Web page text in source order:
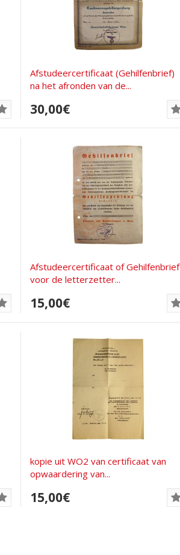
Afstudeercertificaat (Gehilfenbrief)
na het afronden van de...
30,00€
Afstudeercertificaat of Gehilfenbrief
voor de letterzetter...
15,00€
kopie uit WO2 van certificaat van
opwaardering van...
15,00€